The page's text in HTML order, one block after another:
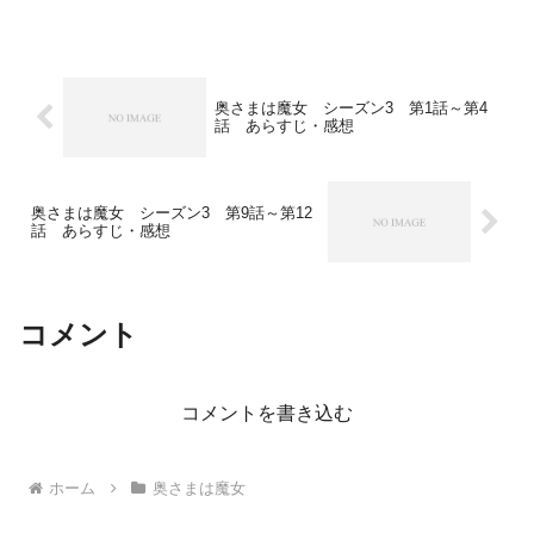
奥さまは魔女 シーズン3 第1話～第4
話 あらすじ・感想
奥さまは魔女 シーズン3 第9話～第12
話 あらすじ・感想
コメント
コメントを書き込む
ホーム 奥さまは魔女